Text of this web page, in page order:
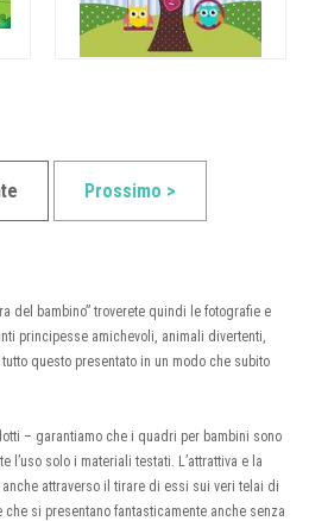
Prossimo >
del bambino” troverete quindi le fotografie e
principesse amichevoli, animali divertenti,
questo presentato in un modo che subito
– garantiamo che i quadri per bambini sono
l’uso solo i materiali testati. L’attrattiva e la
attraverso il tirare di essi sui veri telai di
si presentano fantasticamente anche senza